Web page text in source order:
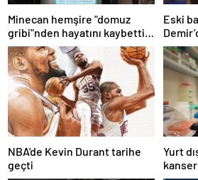
Minecan hemşire "domuz
gribi"nden hayatını kaybetti –
Haberler | Sağlık Haberleri
Eski
övgü
NBA'de Kevin Durant tarihe
geçti
Yurt